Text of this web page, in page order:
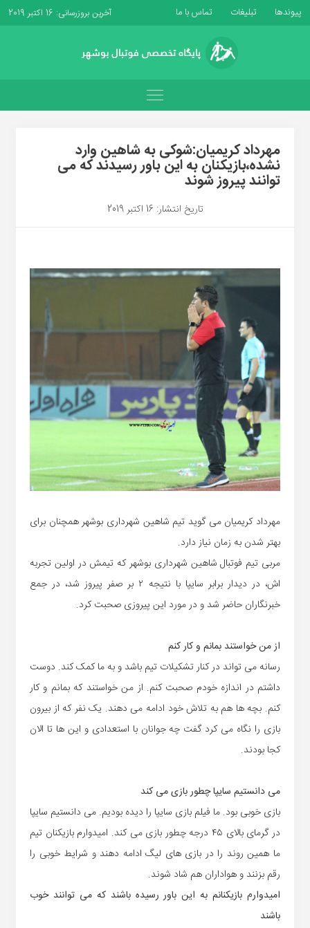
پیوندها تبلیغات تماس با ما آخرین بروزرسانی: 16 اکتبر 2019
مهرداد کریمیان:شوکی به شاهین وارد
نشده،بازیکنان به این باور رسیدند که می
توانند پیروز شوند
تاریخ انتشار: 16 اکتبر 2019
مهرداد کریمیان می گوید تیم شاهین شهرداری بوشهر همچنان برای
بهتر شدن به زمان نیاز دارد.
مربی تیم فوتبال شاهین شهرداری بوشهر که تیمش در اولین تجربه
اش، در دیدار برابر سایپا با نتیجه ۲ بر صفر پیروز شد، در جمع
خبرنگاران حاضر شد و در مورد این پیروزی صحبت کرد.
از من خواستند بمانم و کار کنم
رسانه می تواند در کنار تشکیلات تیم باشد و به ما کمک کند. دوست
داشتم در اندازه خودم صحبت کنم. از من خواستند که بمانم و کار
کنم. بچه ها هم به تلاش خود ادامه می دهند. یک نفر که از بیرون
بازی را نگاه می کرد گفت چه جوانان با استعدادی و این ها تا الان
کجا بودند.
می دانستیم سایپا چطور بازی می کند
بازی خوبی بود. ما فیلم بازی سایپا را دیده بودیم. می دانستیم سایپا
در گرمای بالای ۴۵ درجه چطور بازی می کند. امیدوارم بازیکنان تیم
ما همین روند را در بازی های لیگ ادامه دهند و شرایط خوبی را
رقم بزنند و هواداران هم شاد شوند.
امیدوارم بازیکنانم به این باور رسیده باشند که می توانند خوب
باشند